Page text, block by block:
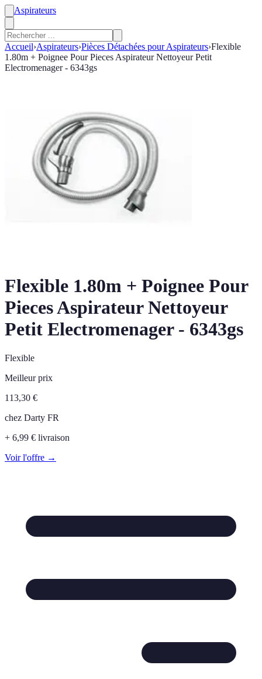
Aspirateurs
Accueil›Aspirateurs›Pièces Détachées pour Aspirateurs›Flexible
1.80m + Poignee Pour Pieces Aspirateur Nettoyeur Petit
Electromenager - 6343gs
Flexible 1.80m + Poignee Pour
Pieces Aspirateur Nettoyeur
Petit Electromenager - 6343gs
Flexible
Meilleur prix
113,30 €
chez Darty FR
+ 6,99 € livraison
Voir l'offre →